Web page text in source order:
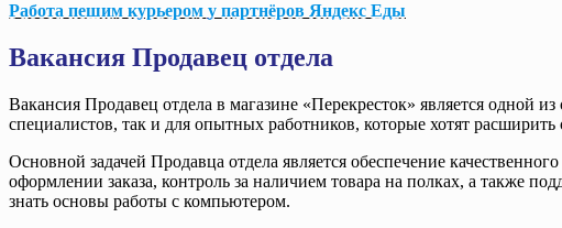
Работа пешим курьером у партнёров Яндекс Еды
Вакансия Продавец отдела
Вакансия Продавец отдела в магазине «Перекресток» является одной
специалистов, так и для опытных работников, которые хотят
Основной задачей Продавца отдела является обеспечение
оформлении заказа, контроль за наличием товара на полках, а также
знать основы работы с компьютером.